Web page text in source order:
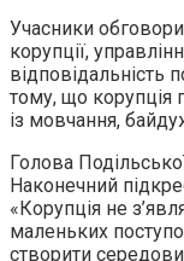
Учасники
корупції,
відповідальність
тому, що корупція
із мовчання,
Голова
Наконечний
«Корупція не
маленьких
створити